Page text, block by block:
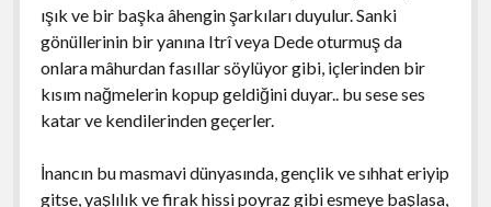
ışık ve bir başka âhengin şarkıları duyulur. Sanki
gönüllerinin bir yanına Itrî veya Dede oturmuş da
onlara mâhurdan fasıllar söylüyor gibi, içlerinden bir
kısım nağmelerin kopup geldiğini duyar.. bu sese ses
katar ve kendilerinden geçerler.
İnancın bu masmavi dünyasında, gençlik ve sıhhat eriyip
gitse, yaşlılık ve firak hissi poyraz gibi esmeye başlasa,